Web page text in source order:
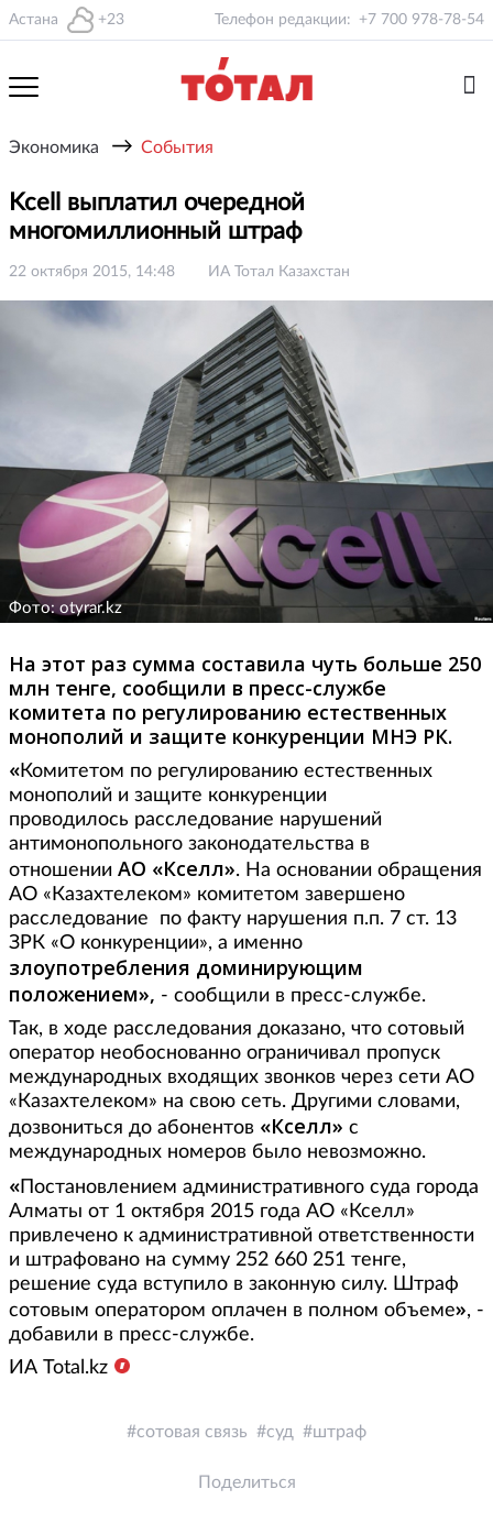
Астана +23 Телефон редакции: +7 700 978-78-54
Экономика → События
Kcell выплатил очередной
многомиллионный штраф
22 октября 2015, 14:48 ИА Тотал Казахстан
Фото: otyrar.kz
На этот раз сумма составила чуть больше 250
млн тенге, сообщили в пресс-службе
комитета по регулированию естественных
монополий и защите конкуренции МНЭ РК.
«Комитетом по регулированию естественных
монополий и защите конкуренции
проводилось расследование нарушений
антимонопольного законодательства в
отношении АО «Кселл». На основании обращения
АО «Казахтелеком» комитетом завершено
расследование по факту нарушения п.п. 7 ст. 13
ЗРК «О конкуренции», а именно
злоупотребления доминирующим
положением», - сообщили в пресс-службе.
Так, в ходе расследования доказано, что сотовый
оператор необоснованно ограничивал пропуск
международных входящих звонков через сети АО
«Казахтелеком» на свою сеть. Другими словами,
дозвониться до абонентов «Кселл» с
международных номеров было невозможно.
« Постановлением административного суда города
Алматы от 1 октября 2015 года АО «Кселл»
привлечено к административной ответственности
и штрафовано на сумму 252 660 251 тенге,
решение суда вступило в законную силу. Штраф
сотовым оператором оплачен в полном объеме», -
добавили в пресс-службе.
ИА Total.kz
сотовая связь суд штраф
Поделиться